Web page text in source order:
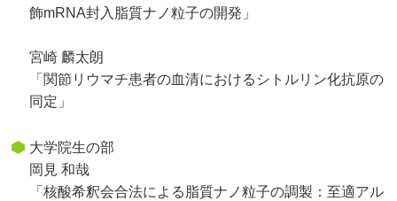
飾mRNA封入脂質ナノ粒子の開発」
宮崎 麟太朗
「関節リウマチ患者の血清におけるシトルリン化抗原の
同定」
大学院生の部
岡見 和哉
「核酸希釈会合法による脂質ナノ粒子の調製：至適アル